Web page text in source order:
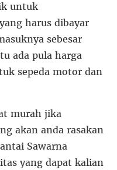
untuk
harus dibayar
sebesar
ada pula harga
sepeda motor dan
murah jika
akan anda rasakan
Sawarna
yang dapat kalian